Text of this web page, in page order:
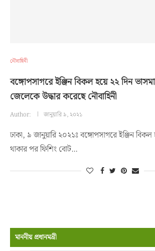
নৌবাহিনী
বঙ্গোপসাগরে ইঞ্জিন বিকল হয়ে ২২ দিন
জেলেকে উদ্ধার করেছে নৌবাহিনী
Author: জানুয়ারি ৯, ২০২১
ঢাকা, ৯ জানুয়ারি ২০২১ঃ বঙ্গোপসাগরে ইঞ্জিন
থাকার পর ফিশিং বোট…
মাননীয় প্রধানমন্রী